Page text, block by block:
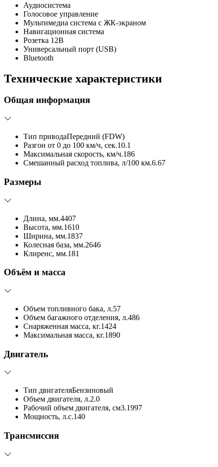
Аудиосистема
Голосовое управление
Мультимедиа система с ЖК-экраном
Навигационная система
Розетка 12В
Универсальный порт (USB)
Bluetooth
Технические характеристики
Общая информация
Тип приводаПередний (FDW)
Разгон от 0 до 100 км/ч, сек.10.1
Максимальная скорость, км/ч.186
Смешанный расход топлива, л/100 км.6.67
Размеры
Длина, мм.4407
Высота, мм.1610
Ширина, мм.1837
Колесная база, мм.2646
Клиренс, мм.181
Объём и масса
Объем топливного бака, л.57
Объем багажного отделения, л.486
Снаряженная масса, кг.1424
Максимальная масса, кг.1890
Двигатель
Тип двигателяБензиновый
Объем двигателя, л.2.0
Рабочий объем двигателя, см3.1997
Мощность, л.с.140
Трансмиссия